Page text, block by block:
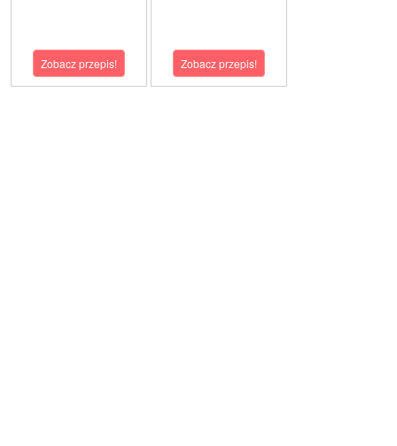
Zobacz przepis! Zobacz przepis!